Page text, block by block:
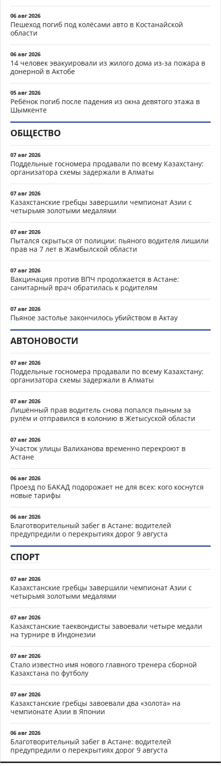
06 авг 2026
Пешеход погиб под колёсами авто в Костанайской
области
06 авг 2026
14 человек эвакуировали из жилого дома из-за пожара в
донерной в Актобе
05 авг 2026
Ребёнок погиб после падения из окна девятого этажа в
Шымкенте
ОБЩЕСТВО
07 авг 2026
Поддельные госномера продавали по всему Казахстану:
организатора схемы задержали в Алматы
07 авг 2026
Казахстанские гребцы завершили чемпионат Азии с
четырьмя золотыми медалями
07 авг 2026
Пытался скрыться от полиции: пьяного водителя лишили
прав на 7 лет в Жамбылской области
07 авг 2026
Вакцинация против ВПЧ продолжается в Астане:
санитарный врач обратилась к родителям
07 авг 2026
Пьяное застолье закончилось убийством в Актау
АВТОНОВОСТИ
07 авг 2026
Поддельные госномера продавали по всему Казахстану:
организатора схемы задержали в Алматы
07 авг 2026
Лишённый прав водитель снова попался пьяным за
рулём и отправился в колонию в Жетысуской области
07 авг 2026
Участок улицы Валиханова временно перекроют в
Астане
06 авг 2026
Проезд по БАКАД подорожает не для всех: кого коснутся
новые тарифы
06 авг 2026
Благотворительный забег в Астане: водителей
предупредили о перекрытиях дорог 9 августа
СПОРТ
07 авг 2026
Казахстанские гребцы завершили чемпионат Азии с
четырьмя золотыми медалями
07 авг 2026
Казахстанские таеквондисты завоевали четыре медали
на турнире в Индонезии
07 авг 2026
Стало известно имя нового главного тренера сборной
Казахстана по футболу
07 авг 2026
Казахстанские гребцы завоевали два «золота» на
чемпионате Азии в Японии
06 авг 2026
Благотворительный забег в Астане: водителей
предупредили о перекрытиях дорог 9 августа